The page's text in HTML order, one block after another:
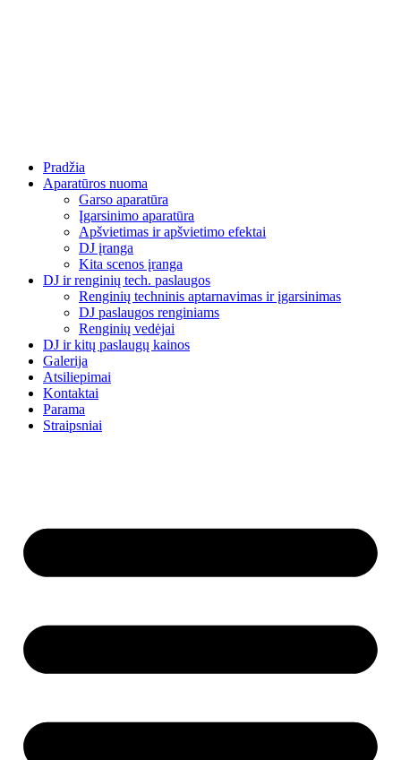
Pradžia
Aparatūros nuoma
Garso aparatūra
Įgarsinimo aparatūra
Apšvietimas ir apšvietimo efektai
DJ įranga
Kita scenos įranga
DJ ir renginių tech. paslaugos
Renginių techninis aptarnavimas ir įgarsinimas
DJ paslaugos renginiams
Renginių vedėjai
DJ ir kitų paslaugų kainos
Galerija
Atsiliepimai
Kontaktai
Parama
Straipsniai